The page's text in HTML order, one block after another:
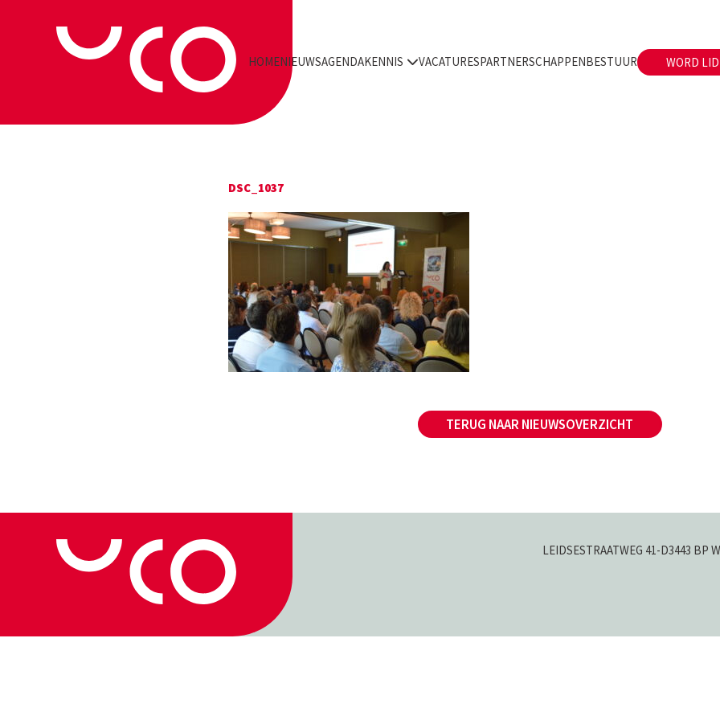
HOMENIEUWSAGENDAKENNIS VACATURESPARTNERSCHAPPENBESTUUR WORD LID
DSC_1037
TERUG NAAR NIEUWSOVERZICHT
LEIDSESTRAATWEG 41-D3443 BP